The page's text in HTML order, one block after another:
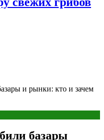
и рынки: кто и зачем
базары